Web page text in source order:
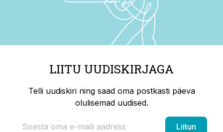
LIITU UUDISKIRJAGA
Telli uudiskiri ning saad oma postkasti päeva
olulisemad uudised.
Liitun